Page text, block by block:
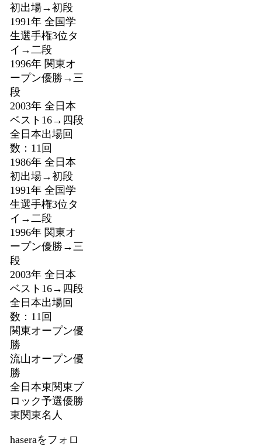
初出場→初段
1991年 全国学
生選手権3位タ
イ→二段
1996年 関東オ
ープン優勝→三
段
2003年 全日本
ベスト16→四段
全日本出場回
数：11回
1986年 全日本
初出場→初段
1991年 全国学
生選手権3位タ
イ→二段
1996年 関東オ
ープン優勝→三
段
2003年 全日本
ベスト16→四段
全日本出場回
数：11回
関東オープン優
勝
流山オープン優
勝
全日本東関東ブ
ロック予選優勝
東関東名人
haseraをフォロ